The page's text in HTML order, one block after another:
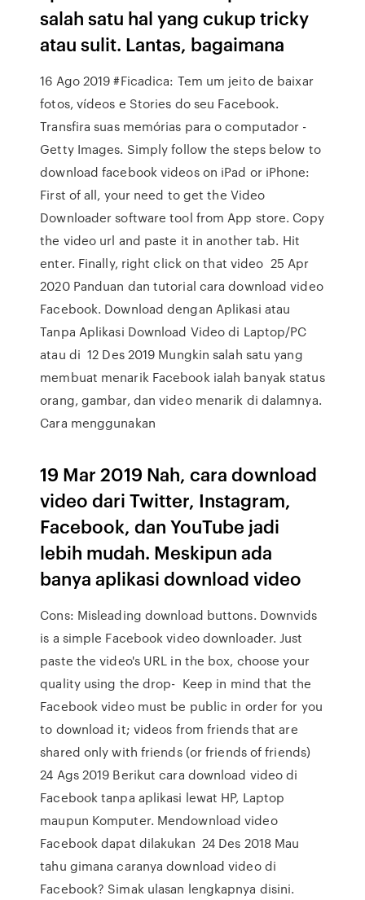
salah satu hal yang cukup tricky
atau sulit. Lantas, bagaimana
16 Ago 2019 #Ficadica: Tem um jeito de baixar
fotos, vídeos e Stories do seu Facebook.
Transfira suas memórias para o computador -
Getty Images. Simply follow the steps below to
download facebook videos on iPad or iPhone:
First of all, your need to get the Video
Downloader software tool from App store. Copy
the video url and paste it in another tab. Hit
enter. Finally, right click on that video 25 Apr
2020 Panduan dan tutorial cara download video
Facebook. Download dengan Aplikasi atau
Tanpa Aplikasi Download Video di Laptop/PC
atau di 12 Des 2019 Mungkin salah satu yang
membuat menarik Facebook ialah banyak status
orang, gambar, dan video menarik di dalamnya.
Cara menggunakan
19 Mar 2019 Nah, cara download
video dari Twitter, Instagram,
Facebook, dan YouTube jadi
lebih mudah. Meskipun ada
banya aplikasi download video
Cons: Misleading download buttons. Downvids
is a simple Facebook video downloader. Just
paste the video's URL in the box, choose your
quality using the drop- Keep in mind that the
Facebook video must be public in order for you
to download it; videos from friends that are
shared only with friends (or friends of friends)
24 Ags 2019 Berikut cara download video di
Facebook tanpa aplikasi lewat HP, Laptop
maupun Komputer. Mendownload video
Facebook dapat dilakukan 24 Des 2018 Mau
tahu gimana caranya download video di
Facebook? Simak ulasan lengkapnya disini.